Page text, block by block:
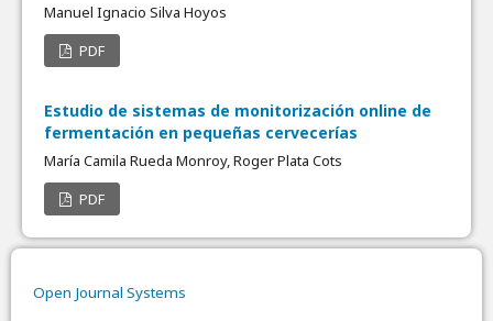
Manuel Ignacio Silva Hoyos
PDF
Estudio de sistemas de monitorización online de
fermentación en pequeñas cervecerías
María Camila Rueda Monroy, Roger Plata Cots
PDF
Open Journal Systems